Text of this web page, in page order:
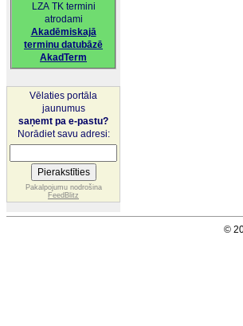
LZA TK termini
atrodami
Akadēmiskajā
terminu datubāzē
AkadTerm
Vēlaties portāla
jaunumus
saņemt pa e-pastu?
Norādiet savu adresi:
Pakalpojumu nodrošina
FeedBlitz
©